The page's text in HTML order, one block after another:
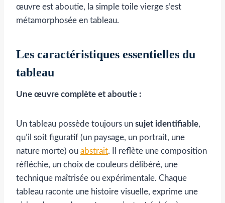
œuvre est aboutie, la simple toile vierge s’est
métamorphosée en tableau.
Les caractéristiques essentielles du
tableau
Une œuvre complète et aboutie :
Un tableau possède toujours un sujet identifiable,
qu’il soit figuratif (un paysage, un portrait, une
nature morte) ou abstrait. Il reflète une composition
réfléchie, un choix de couleurs délibéré, une
technique maîtrisée ou expérimentale. Chaque
tableau raconte une histoire visuelle, exprime une